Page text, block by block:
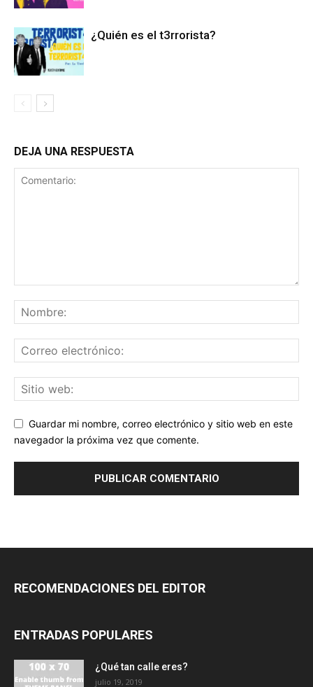
¿Quién es el t3rrorista?
DEJA UNA RESPUESTA
Guardar mi nombre, correo electrónico y sitio web en este
navegador la próxima vez que comente.
RECOMENDACIONES DEL EDITOR
ENTRADAS POPULARES
¿Qué tan calle eres?
julio 19, 2019